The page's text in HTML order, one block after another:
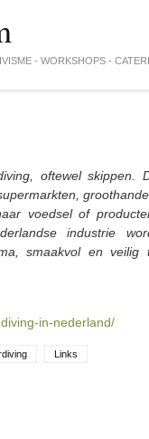
- WORKSHOPS -
oftewel skippen.
voedsel of
industrie
smaakvol en veilig
in-nederland/
Links